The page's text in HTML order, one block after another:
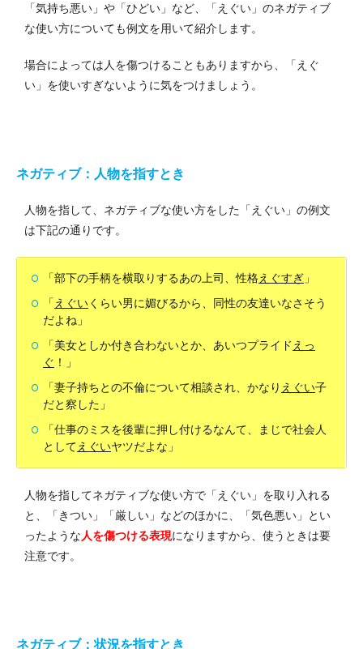
「気持ち悪い」や「ひどい」など、「えぐい」のネガティブ
な使い方についても例文を用いて紹介します。
場合によっては人を傷つけることもありますから、「えぐ
い」を使いすぎないように気をつけましょう。
ネガティブ：人物を指すとき
人物を指して、ネガティブな使い方をした「えぐい」の例文
は下記の通りです。
「部下の手柄を横取りするあの上司、性格えぐすぎ 」
「 えぐいくらい男に媚びるから、同性の友達いなさそう
だよね」
「美女としか付き合わないとか、あいつプライド えっ
ぐ ！」
「妻子持ちとの不倫について相談され、かなり えぐい子
だと察した」
「仕事のミスを後輩に押し付けるなんて、まじで社会人
としてえぐいヤツだよな」
人物を指してネガティブな使い方で「えぐい」を取り入れる
と、「きつい」「厳しい」などのほかに、「気色悪い」とい
ったような 人を傷つける表現になりますから、使うときは要
注意です。
ネガティブ：状況を指すとき